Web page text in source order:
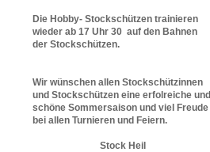
Die Hobby- Stockschützen trainieren
wieder ab 17 Uhr 30 auf den Bahnen
der Stockschützen.
Wir wünschen allen Stockschützinnen
und Stockschützen eine erfolreiche und
schöne Sommersaison und viel Freude
bei allen Turnieren und Feiern.
Stock Heil